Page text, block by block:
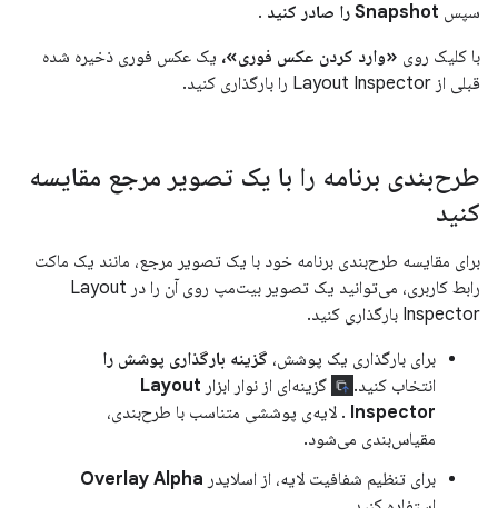
سپس Snapshot را صادر کنید
.
با کلیک روی «وارد کردن عکس فوری»، یک عکس فوری ذخیره شده
قبلی از Layout Inspector را بارگذاری کنید.
طرح‌بندی برنامه را با یک تصویر مرجع مقایسه
کنید
برای مقایسه طرح‌بندی برنامه خود با یک تصویر مرجع، مانند یک ماکت
رابط کاربری، می‌توانید یک تصویر بیت‌مپ روی آن را در Layout
Inspector بارگذاری کنید.
برای بارگذاری یک پوشش، گزینه بارگذاری پوشش را
انتخاب کنید.
گزینه‌ای از نوار ابزار Layout
Inspector . لایه‌ی پوششی متناسب با طرح‌بندی،
مقیاس‌بندی می‌شود.
برای تنظیم شفافیت لایه، از اسلایدر Overlay Alpha